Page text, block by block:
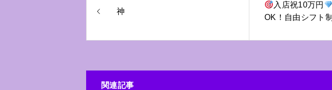
神
入店祝10万円
OK！自由シフト制
関連記事